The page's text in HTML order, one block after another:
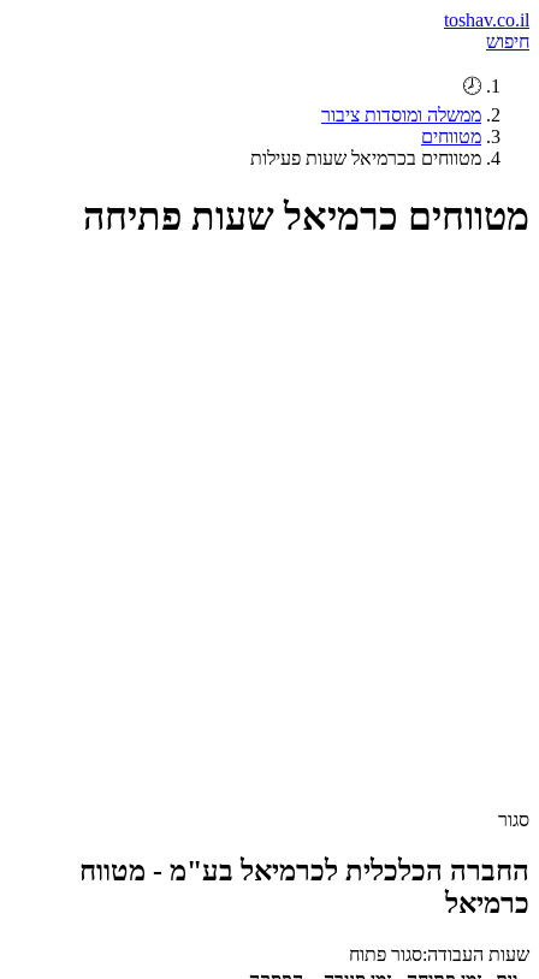
toshav.co.il
חיפוש
🕗
ממשלה ומוסדות ציבור
מטווחים
מטווחים בכרמיאל שעות פעילות
מטווחים כרמיאל שעות פתיחה
סגור
החברה הכלכלית לכרמיאל בע"מ - מטווח
כרמיאל
שעות העבודה:סגור פתוח